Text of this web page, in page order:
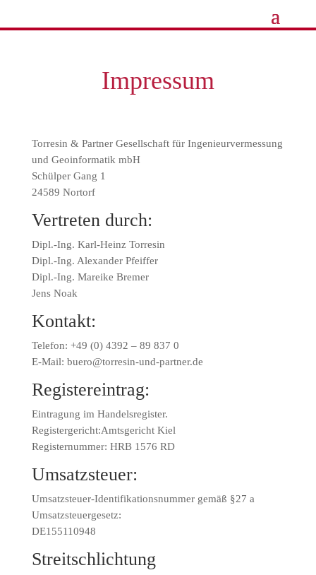
Impressum
Torresin & Partner Gesellschaft für Ingenieurvermessung
und Geoinformatik mbH
Schülper Gang 1
24589 Nortorf
Vertreten durch:
Dipl.-Ing. Karl-Heinz Torresin
Dipl.-Ing. Alexander Pfeiffer
Dipl.-Ing. Mareike Bremer
Jens Noak
Kontakt:
Telefon: +49 (0) 4392 – 89 837 0
E-Mail: buero@torresin-und-partner.de
Registereintrag:
Eintragung im Handelsregister.
Registergericht:Amtsgericht Kiel
Registernummer: HRB 1576 RD
Umsatzsteuer:
Umsatzsteuer-Identifikationsnummer gemäß §27 a
Umsatzsteuergesetz:
DE155110948
Streitschlichtung